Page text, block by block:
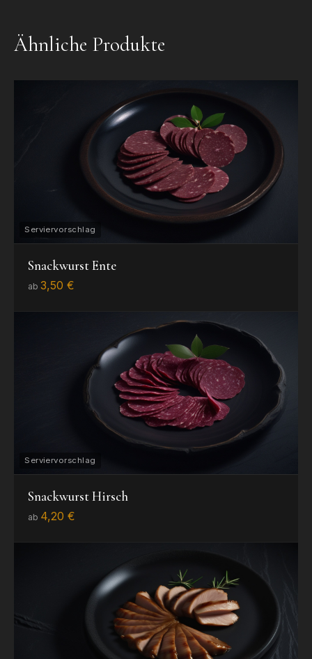
Ähnliche Produkte
Snackwurst Ente
ab 3,50 €
Snackwurst Hirsch
ab 4,20 €